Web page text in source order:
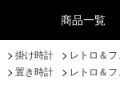
商品一覧
掛け時計
レトロ＆
置き時計 レトロ＆